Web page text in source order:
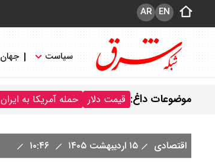
EN
AR
سیاست جهان
موضوعات داغ: قیمت دلار حمله آمریکا به ایران
اقتصادی ۱۵ اردیبهشت ۱۴۰۵